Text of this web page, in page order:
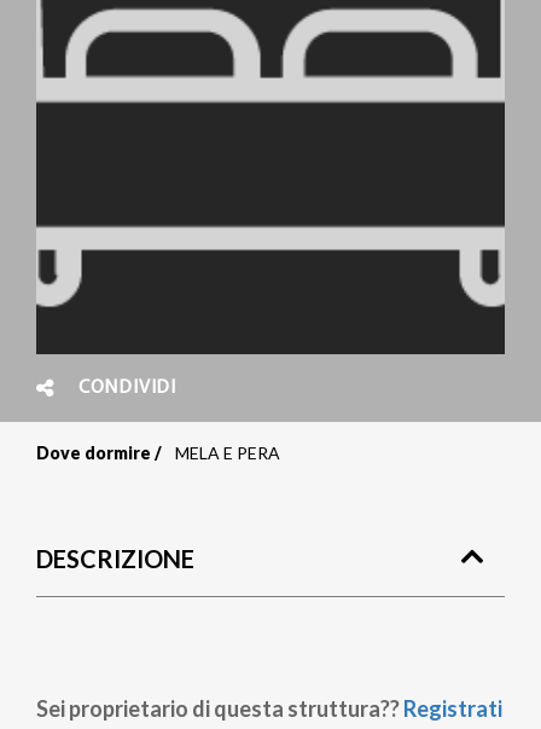
CONDIVIDI
pane
Dove dormire MELA E PERA
DESCRIZIONE
Sei proprietario di questa struttura??Registrati